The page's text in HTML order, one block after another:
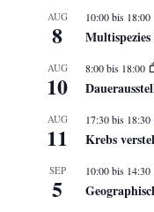
AUG
8
10:00bis 18:00
AUG
10
8:00bis 18:00
AUG
11
17:30bis 18:30
Krebs
SEP
5
10:00bis 14:30